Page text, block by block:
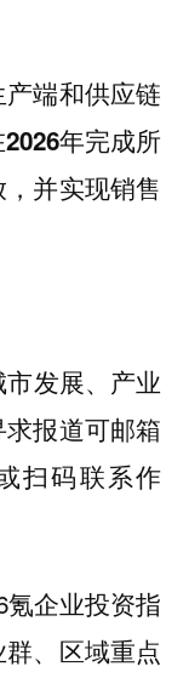
端和供应链
年完成所
并实现销售
市发展、产业
报道可邮箱
扫码联系作
企业投资指
、区域重点